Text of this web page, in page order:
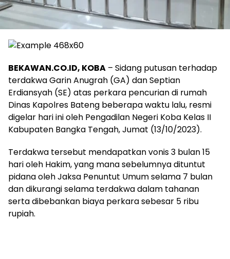
BEKAWAN.CO.ID, KOBA – Sidang putusan terhadap
terdakwa Garin Anugrah (GA) dan Septian
Erdiansyah (SE) atas perkara pencurian di rumah
Dinas Kapolres Bateng beberapa waktu lalu, resmi
digelar hari ini oleh Pengadilan Negeri Koba Kelas II
Kabupaten Bangka Tengah, Jumat (13/10/2023).
Terdakwa tersebut mendapatkan vonis 3 bulan 15
hari oleh Hakim, yang mana sebelumnya dituntut
pidana oleh Jaksa Penuntut Umum selama 7 bulan
dan dikurangi selama terdakwa dalam tahanan
serta dibebankan biaya perkara sebesar 5 ribu
rupiah.